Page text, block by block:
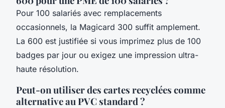
Pour 100 salariés avec remplacements
occasionnels, la Magicard 300 suffit amplement.
La 600 est justifiée si vous imprimez plus de 100
badges par jour ou exigez une impression ultra-
haute résolution.
Peut-on utiliser des cartes recyclées comme
alternative au PVC standard ?